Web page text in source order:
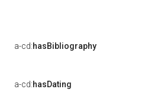
a-cd:hasBibliography
a-cd:hasDating